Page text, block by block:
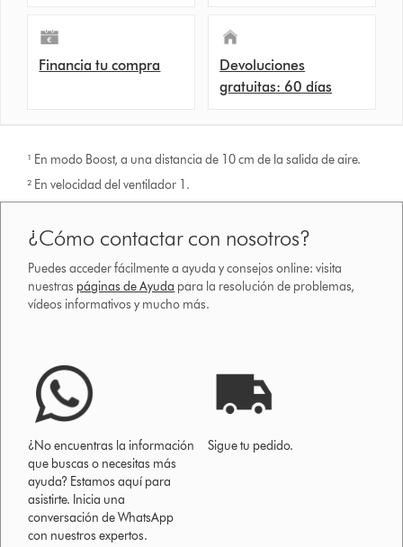
Financia tu compra
Devoluciones
gratuitas: 60 días
¹ En modo Boost, a una distancia de 10 cm de la salida de aire.
² En velocidad del ventilador 1.
¿Cómo contactar con nosotros?
Puedes acceder fácilmente a ayuda y consejos online: visita
nuestras páginas de Ayuda para la resolución de problemas,
vídeos informativos y mucho más.
¿No encuentras la información
que buscas o necesitas más
ayuda? Estamos aquí para
asistirte. Inicia una
conversación de WhatsApp
con nuestros expertos.
Sigue tu pedido.